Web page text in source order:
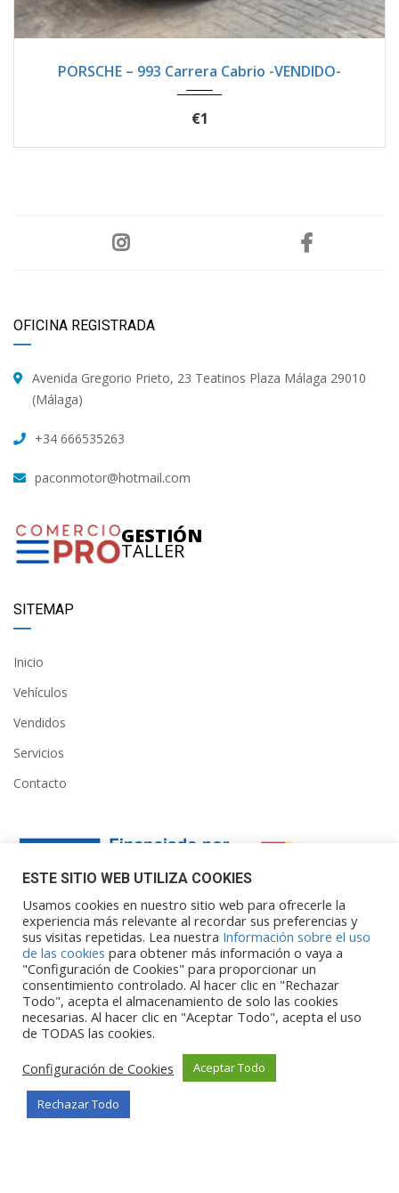
PORSCHE – 993 Carrera Cabrio -VENDIDO-
€1
OFICINA REGISTRADA
Avenida Gregorio Prieto, 23 Teatinos Plaza Málaga 29010
(Málaga)
+34 666535263
paconmotor@hotmail.com
GESTIÓN
TALLER
SITEMAP
Inicio
Vehículos
Vendidos
Servicios
Contacto
Financiado por la Unión Europea – NextGenerationEU. Sin
embargo, los puntos de vista y las
opiniones expresadas son únicamente los del autor o autores y
no reflejan necesariamente los de
la Unión Europea o la Comisión Europea. Ni la Unión Europea ni
la Comisión Europea pueden ser
consideradas responsables de las mismas.
ESTE SITIO WEB UTILIZA COOKIES
Usamos cookies en nuestro sitio web para ofrecerle la
experiencia más relevante al recordar sus preferencias y
sus visitas repetidas. Lea nuestra Información sobre el uso
de las cookies para obtener más información o vaya a
"Configuración de Cookies" para proporcionar un
consentimiento controlado. Al hacer clic en "Rechazar
Todo", acepta el almacenamiento de solo las cookies
necesarias. Al hacer clic en "Aceptar Todo", acepta el uso
de TODAS las cookies.
Configuración de Cookies
Aceptar Todo
Rechazar Todo